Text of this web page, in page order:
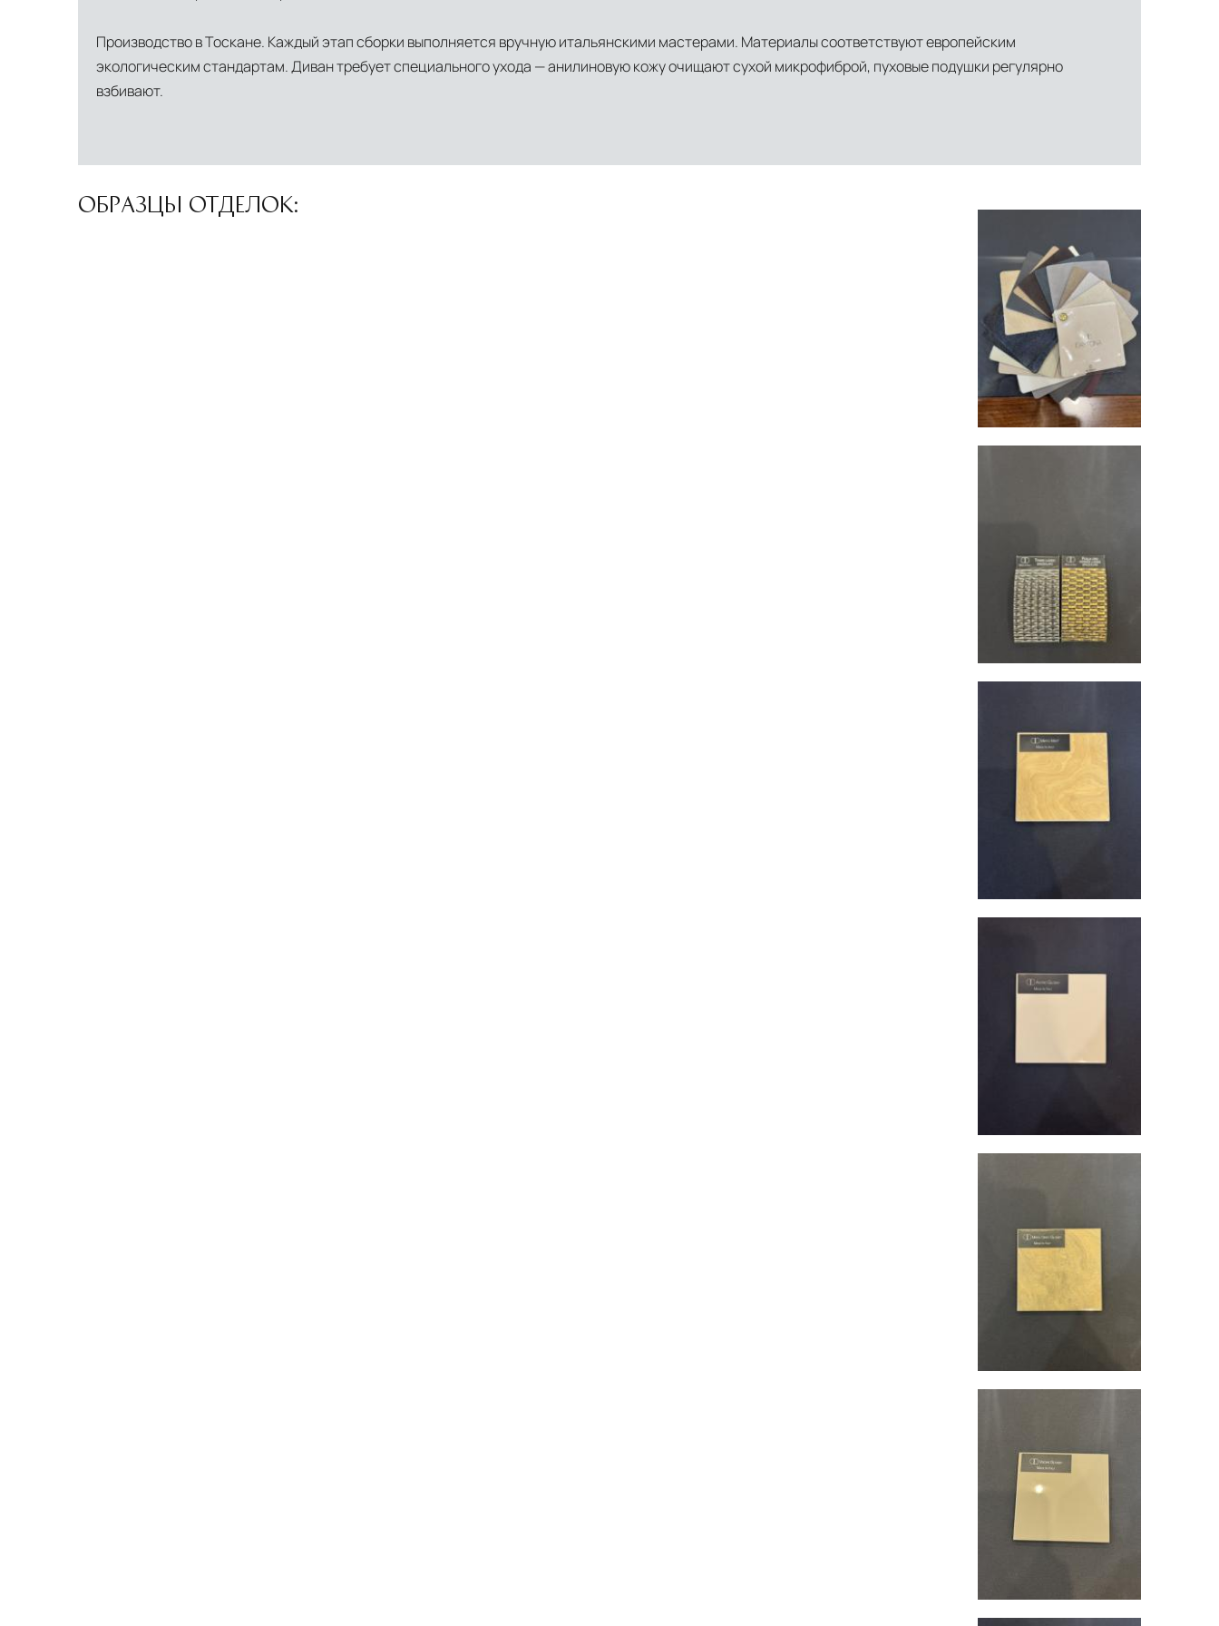
Производство в Тоскане. Каждый этап сборки выполняется вручную итальянскими мастерами. Материалы соответствуют европейским
экологическим стандартам. Диван требует специального ухода — анилиновую кожу очищают сухой микрофиброй, пуховые подушки регулярно
взбивают.
ОБРАЗЦЫ ОТДЕЛОК: